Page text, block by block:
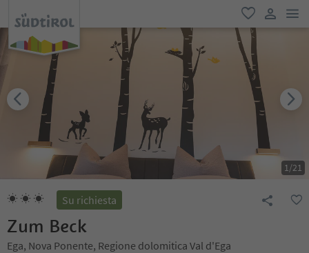
favoriti
user link
1/21
Su richiesta
Zum Beck
Ega, Nova Ponente, Regione dolomitica Val d'Ega